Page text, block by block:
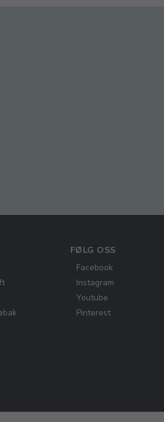
FØLG OSS
Facebook
Instagram
Youtube
Pinterest